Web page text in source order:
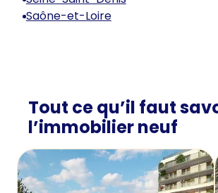
Saône-et-Loire
Tout ce qu’il faut
l’immobilier neuf